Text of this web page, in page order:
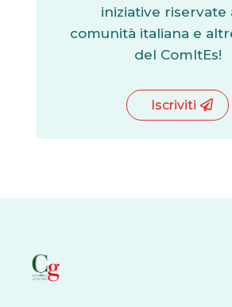
iniziative riservate
comunità italiana e
del ComItEs!
Iscriviti